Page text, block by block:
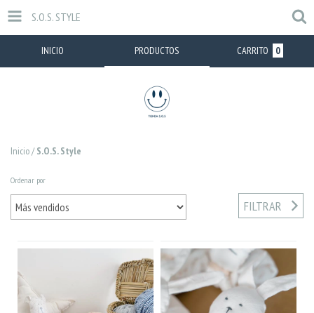
S.O.S. STYLE
INICIO PRODUCTOS CARRITO 0
Inicio/ S.O.S. Style
Ordenar por
FILTRAR